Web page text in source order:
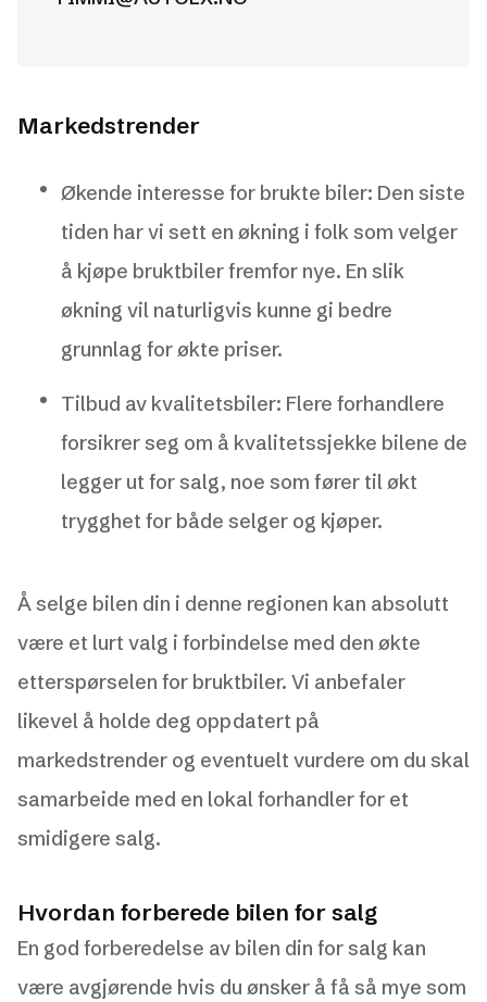
Markedstrender
Økende interesse for brukte biler: Den siste
tiden har vi sett en økning i folk som velger
å kjøpe bruktbiler fremfor nye. En slik
økning vil naturligvis kunne gi bedre
grunnlag for økte priser.
Tilbud av kvalitetsbiler: Flere forhandlere
forsikrer seg om å kvalitetssjekke bilene de
legger ut for salg, noe som fører til økt
trygghet for både selger og kjøper.
Å selge bilen din i denne regionen kan absolutt
være et lurt valg i forbindelse med den økte
etterspørselen for bruktbiler. Vi anbefaler
likevel å holde deg oppdatert på
markedstrender og eventuelt vurdere om du skal
samarbeide med en lokal forhandler for et
smidigere salg.
Hvordan forberede bilen for salg
En god forberedelse av bilen din for salg kan
være avgjørende hvis du ønsker å få så mye som